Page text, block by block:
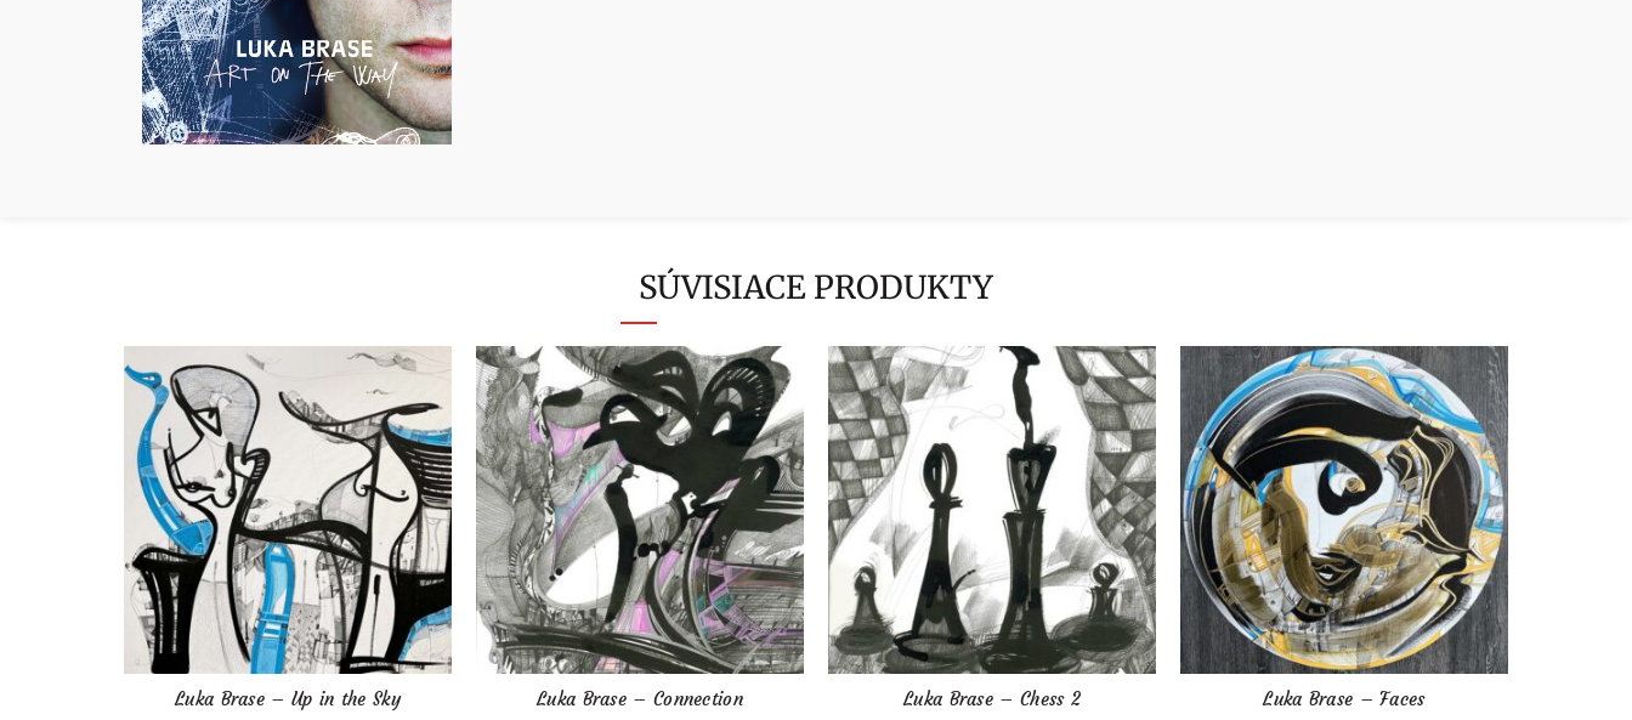
SÚVISIACE PRODUKTY
Luka Brase – Up in the Sky Luka Brase – Connection Luka Brase – Chess 2 Luka Brase – Faces